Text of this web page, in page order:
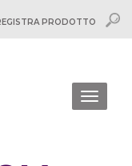
PRODOTTO